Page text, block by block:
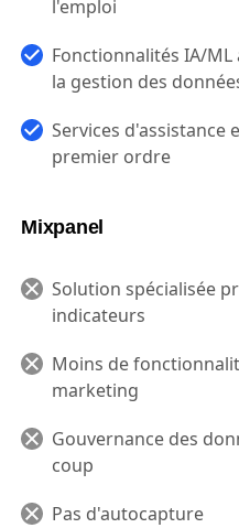
l'emploi
Fonctionnalités IA/
la gestion des
Services d'assistance
premier ordre
Mixpanel
Solution spécialisée
indicateurs
Moins de
marketing
Gouvernance des
coup
Pas d'autocapture